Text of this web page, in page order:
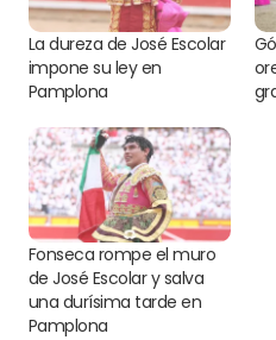
La dureza de José Escolar
impone su ley en
Pamplona
Fonseca rompe el muro
de José Escolar y salva
una durísima tarde en
Pamplona